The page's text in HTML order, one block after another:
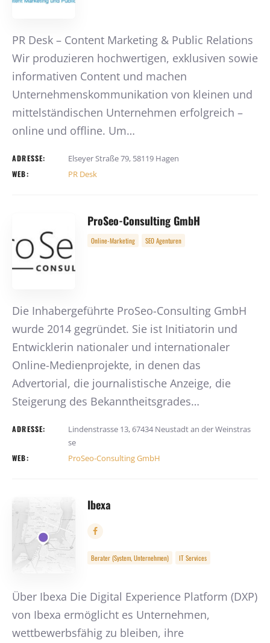
PR Desk – Content Marketing & Public Relations
Wir produzieren hochwertigen, exklusiven sowie
informativen Content und machen
Unternehmenskommunikation von kleinen und
mittelständischen Unternehmen erfolgreich –
online und offline. Um…
ADRESSE: Elseyer Straße 79, 58119 Hagen
WEB: PR Desk
ProSeo-Consulting GmbH
Online-Marketing SEO Agenturen
Die Inhabergeführte ProSeo-Consulting GmbH
wurde 2014 gegründet. Sie ist Initiatorin und
Entwicklerin nationaler und internationaler
Online-Medienprojekte, in denen das
Advertorial, die journalistische Anzeige, die
Steigerung des Bekanntheitsgrades…
ADRESSE:
Lindenstrasse 13, 67434 Neustadt an der Weinstras
se
WEB: ProSeo-Consulting GmbH
Ibexa
Berater (System, Unternehmen) IT Services
Über Ibexa Die Digital Experience Platform (DXP)
von Ibexa ermöglicht es Unternehmen,
wettbewerbsfähig zu bleiben, ihre